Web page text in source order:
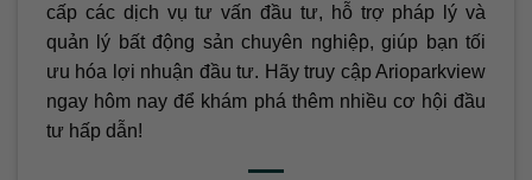
cấp các dịch vụ tư vấn đầu tư, hỗ trợ pháp lý và
quản lý bất động sản chuyên nghiệp, giúp bạn tối
ưu hóa lợi nhuận đầu tư. Hãy truy cập Arioparkview
ngay hôm nay để khám phá thêm nhiều cơ hội đầu
tư hấp dẫn!